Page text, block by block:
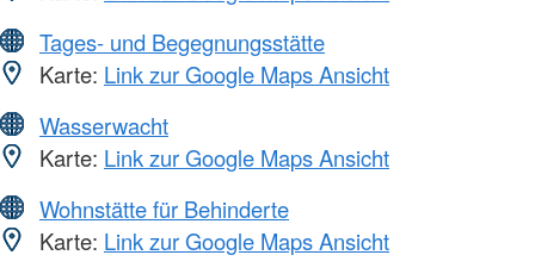
Tages- und Begegnungsstätte
Karte: Link zur Google Maps Ansicht
Wasserwacht
Karte: Link zur Google Maps Ansicht
Wohnstätte für Behinderte
Karte: Link zur Google Maps Ansicht